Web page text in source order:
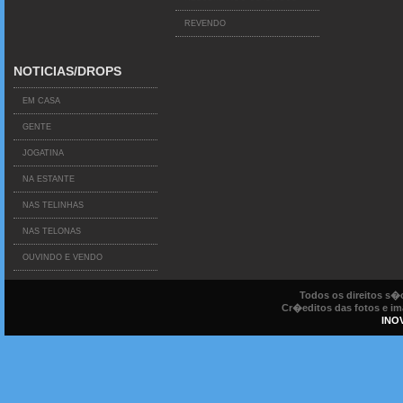
REVENDO
NOTICIAS/DROPS
EM CASA
GENTE
JOGATINA
NA ESTANTE
NAS TELINHAS
NAS TELONAS
OUVINDO E VENDO
Todos os direitos
Cr�editos das fotos e